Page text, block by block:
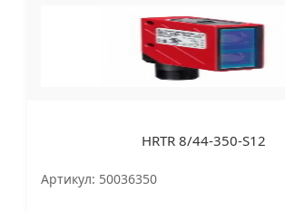
HRTR 8/44-350-S12
Артикул: 50036350